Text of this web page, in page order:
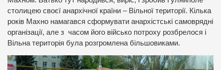
столицею своєї анархічної країни – Вільної території. Кілька
років Махно намагався сформувати анархістські самоврядні
організації, але з часом його військо потроху розбрелося і
Вільна територія була розгромлена більшовиками.